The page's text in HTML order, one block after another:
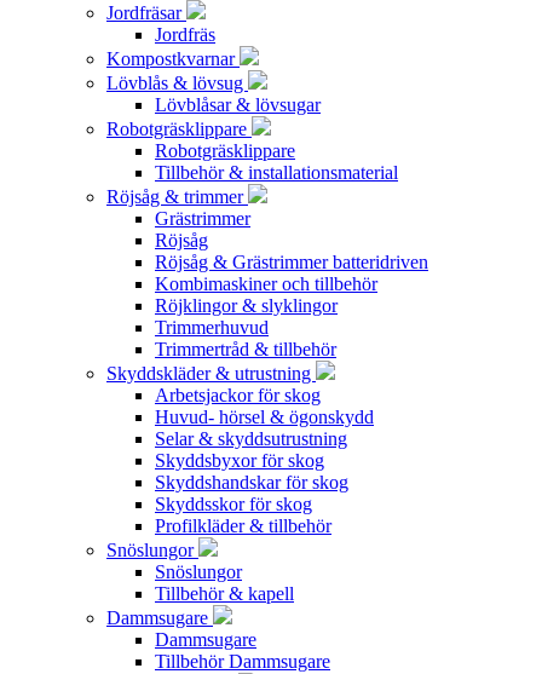
Jordfräsar
Jordfräs
Kompostkvarnar
Lövblås & lövsug
Lövblåsar & lövsugar
Robotgräsklippare
Robotgräsklippare
Tillbehör & installationsmaterial
Röjsåg & trimmer
Grästrimmer
Röjsåg
Röjsåg & Grästrimmer batteridriven
Kombimaskiner och tillbehör
Röjklingor & slyklingor
Trimmerhuvud
Trimmertråd & tillbehör
Skyddskläder & utrustning
Arbetsjackor för skog
Huvud- hörsel & ögonskydd
Selar & skyddsutrustning
Skyddsbyxor för skog
Skyddshandskar för skog
Skyddsskor för skog
Profilkläder & tillbehör
Snöslungor
Snöslungor
Tillbehör & kapell
Dammsugare
Dammsugare
Tillbehör Dammsugare